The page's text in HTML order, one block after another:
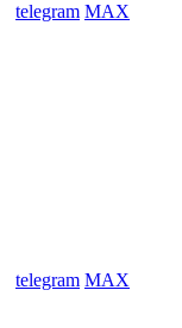
telegram MAX
telegram MAX